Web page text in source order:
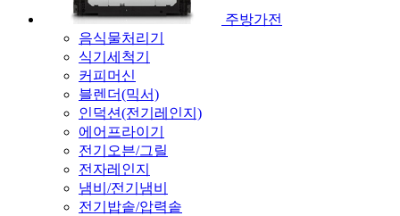
주방가전
음식물처리기
식기세척기
커피머신
블렌더(믹서)
인덕션(전기레인지)
에어프라이기
전기오븐/그릴
전자레인지
냄비/전기냄비
전기밥솥/압력솥